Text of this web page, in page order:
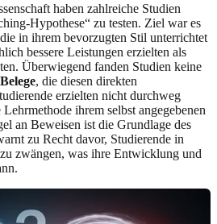
haben zahlreiche Studien
Hypothese“ zu testen. Ziel war es
in ihrem bevorzugten Stil unterrichtet
bessere Leistungen erzielten als
Überwiegend fanden Studien keine
, die diesen direkten
erzielten nicht durchweg
ihrem selbst angegebenen
an Beweisen ist die Grundlage des
zu Recht davor, Studierende in
zwängen, was ihre Entwicklung und